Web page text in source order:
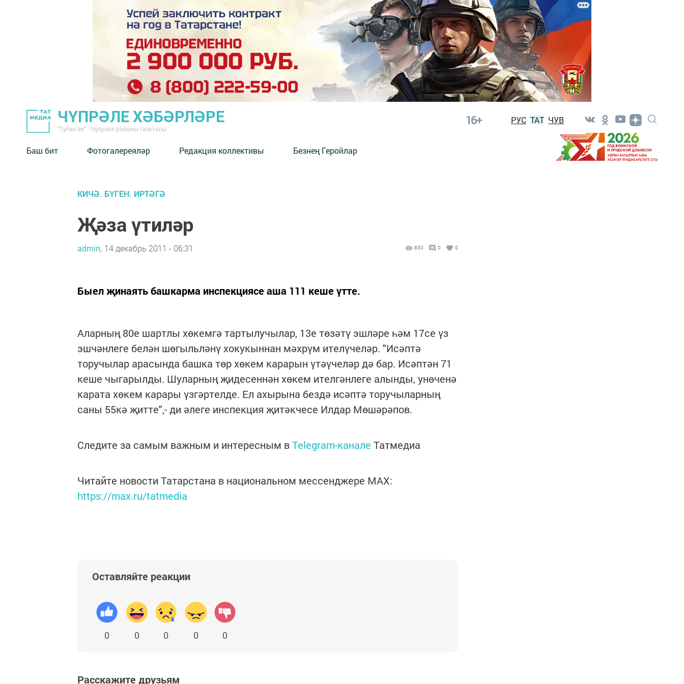
ЧҮПРӘЛЕ ХӘБӘРЛӘРЕ
"Туган як" - Чүпрәле районы газетасы
16+ РУС ТАТ ЧУВ
Баш бит Фотогалереяләр Редакция коллективы Безнең Геройлар
КИЧӘ. БҮГЕН. ИРТӘГӘ
Җәза үтиләр
admin, 14 декабрь 2011 - 06:31 830 0 0
Быел җинаять башкарма инспекциясе аша 111 кеше үтте.
Аларның 80е шартлы хөкемгә тартылучылар, 13е төзәтү эшләре һәм 17се үз
эшчәнлеге белән шөгыльләнү хокукыннан мәхрүм ителүчеләр. "Исәптә
торучылар арасында башка төр хөкем карарын үтәүчеләр дә бар. Исәптән 71
кеше чыгарылды. Шуларның җидесеннән хөкем ителгәнлеге алынды, унөченә
карата хөкем карары үзгәртелде. Ел ахырына бездә исәптә торучыларның
саны 55кә җитте",- ди әлеге инспекция җитәкчесе Илдар Мөшәрәпов.
Следите за самым важным и интересным вTelegram-канале Татмедиа
Читайте новости Татарстана в национальном мессенджере MАХ:
https://max.ru/tatmedia
Оставляйте реакции
0 0 0 0 0
Расскажите друзьям